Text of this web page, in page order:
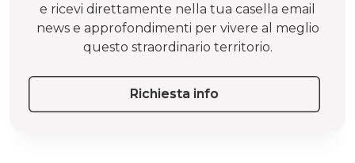
e ricevi direttamente nella tua casella email
news e approfondimenti per vivere al meglio
questo straordinario territorio.
Richiesta info